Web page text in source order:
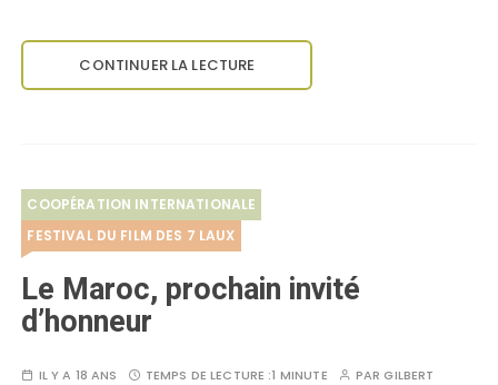
CONTINUER LA LECTURE
COOPÉRATION INTERNATIONALE
FESTIVAL DU FILM DES 7 LAUX
Le Maroc, prochain invité
d’honneur
IL Y A 18 ANS TEMPS DE LECTURE :1 MINUTE PARGILBERT